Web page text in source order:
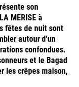
son
MERISE à
fêtes de nuit sont
autour d'un
confondues.
et le Bagad
les crêpes maison,